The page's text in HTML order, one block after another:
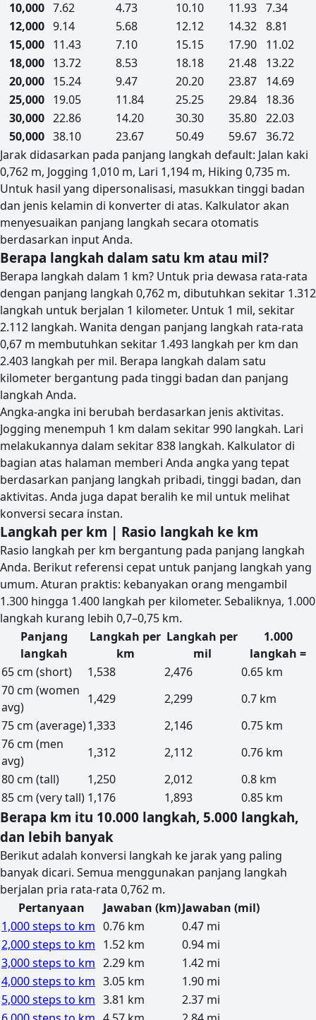
10,000 7.62 4.73 10.10 11.93 7.34
12,000 9.14 5.68 12.12 14.32 8.81
15,000
11.43 7.10 15.15 17.90
11.02
18,000
13.72 8.53 18.18 21.48
13.22
20,000
15.24 9.47 20.20 23.87
14.69
25,000
19.05 11.84 25.25 29.84
18.36
30,000 22.86 14.20 30.30 35.80 22.03
50,000 38.10 23.67 50.49 59.67 36.72
Jarak didasarkan pada panjang langkah default: Jalan kaki
0,762 m, Jogging 1,010 m, Lari 1,194 m, Hiking 0,735 m.
Untuk hasil yang dipersonalisasi, masukkan tinggi badan
dan jenis kelamin di konverter di atas. Kalkulator akan
menyesuaikan panjang langkah secara otomatis
berdasarkan input Anda.
Berapa langkah dalam satu km atau mil?
Berapa langkah dalam 1 km? Untuk pria dewasa rata-rata
dengan panjang langkah 0,762 m, dibutuhkan sekitar 1.312
langkah untuk berjalan 1 kilometer. Untuk 1 mil, sekitar
2.112 langkah. Wanita dengan panjang langkah rata-rata
0,67 m membutuhkan sekitar 1.493 langkah per km dan
2.403 langkah per mil. Berapa langkah dalam satu
kilometer bergantung pada tinggi badan dan panjang
langkah Anda.
Angka-angka ini berubah berdasarkan jenis aktivitas.
Jogging menempuh 1 km dalam sekitar 990 langkah. Lari
melakukannya dalam sekitar 838 langkah. Kalkulator di
bagian atas halaman memberi Anda angka yang tepat
berdasarkan panjang langkah pribadi, tinggi badan, dan
aktivitas. Anda juga dapat beralih ke mil untuk melihat
konversi secara instan.
Langkah per km | Rasio langkah ke km
Rasio langkah per km bergantung pada panjang langkah
Anda. Berikut referensi cepat untuk panjang langkah yang
umum. Aturan praktis: kebanyakan orang mengambil
1.300 hingga 1.400 langkah per kilometer. Sebaliknya, 1.000
langkah kurang lebih 0,7–0,75 km.
Panjang
langkah
Langkah per
km
Langkah per
mil
1.000
langkah =
65 cm (short)
1,538 2,476
0.65 km
70 cm (women
avg)
1,429 2,299
0.7 km
75 cm (average)1,333 2,146
0.75 km
76 cm (men
avg)
1,312 2,112
0.76 km
80 cm (tall)
1,250 2,012
0.8 km
85 cm (very tall) 1,176 1,893 0.85 km
Berapa km itu 10.000 langkah, 5.000 langkah,
dan lebih banyak
Berikut adalah konversi langkah ke jarak yang paling
banyak dicari. Semua menggunakan panjang langkah
berjalan pria rata-rata 0,762 m.
Pertanyaan
Jawaban (km)Jawaban (mil)
1,000 steps to km 0.76 km
0.47 mi
2,000 steps to km 1.52 km
0.94 mi
3,000 steps to km 2.29 km
1.42 mi
4,000 steps to km 3.05 km
1.90 mi
5,000 steps to km 3.81 km
2.37 mi